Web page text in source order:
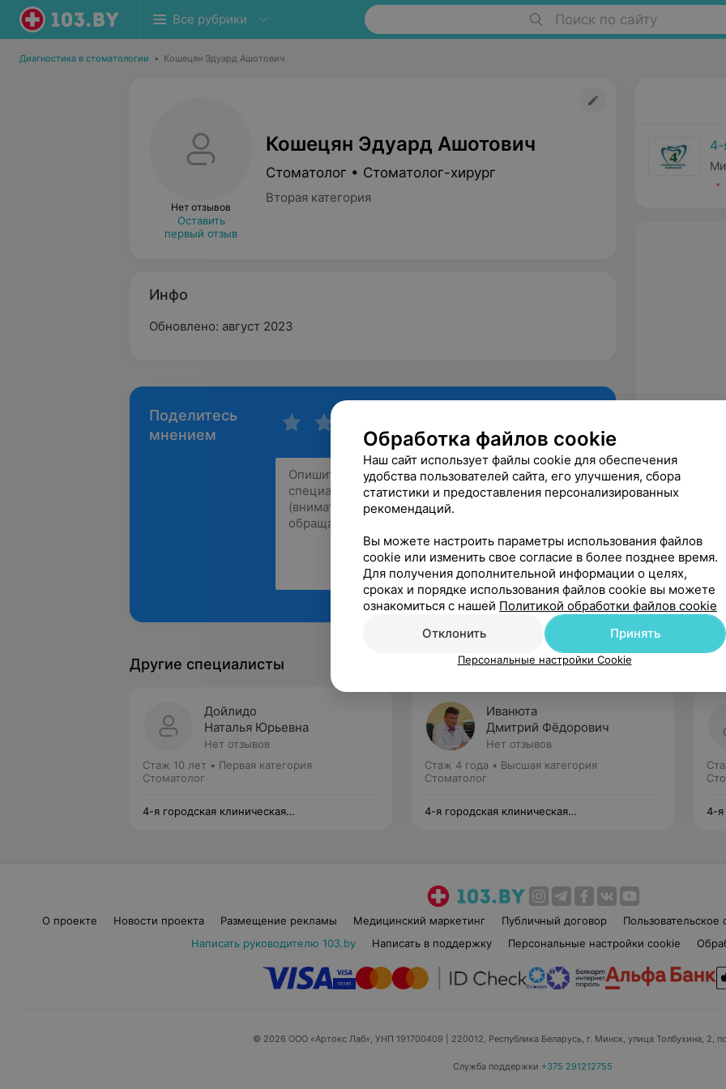
Все рубрики Поиск по сайту
Диагностика в стоматологии • Кошецян Эдуард Ашотович
Нет отзывов
Оставить
первый отзыв
Кошецян Эдуард Ашотович
Стоматолог • Стоматолог-хирург
Вторая категория
Инфо
Обновлено: август 2023
Поделитесь
мнением
Рекомендую
4-
Другие специалисты
Дойлидо
Наталья Юрьевна
Нет отзывов
Стаж 10 лет • Первая категория
Стоматолог
4-я городская клиническая
Иванюта
Дмитрий Фёдорович
Нет отзывов
Стаж 4 года • Высшая категория
Стоматолог
4-я городская клиническая
4-я
О проекте Новости проекта Размещение рекламы Медицинский маркетинг Публичный договор Пользовательское
Написать руководителю 103.by
Написать в поддержку Персональные настройки cookie
© 2026 ООО «Артокс Лаб», УНП 191700409 | 220012, Республика Беларусь, г. Минск, улица Толбухина, 2,
Служба поддержки +375 291212755
Обработка файлов cookie
Наш сайт использует файлы cookie для обеспечения
удобства пользователей сайта, его улучшения, сбора
статистики и предоставления персонализированных
рекомендаций.
Вы можете настроить параметры использования файлов
cookie или изменить свое согласие в более позднее время.
Для получения дополнительной информации о целях,
сроках и порядке использования файлов cookie вы можете
ознакомиться с нашей Политикой обработки файлов cookie
Отклонить
Принять
Персональные настройки Cookie